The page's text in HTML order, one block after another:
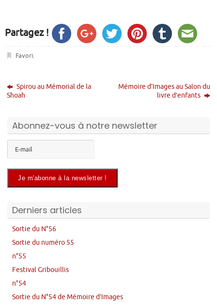
Partagez !
Favori.
Spirou au Mémorial de la
Shoah
Mémoire d’Images au Salon du
livre d’enfants
Abonnez-vous à notre newsletter
Derniers articles
Sortie du N°56
Sortie du numéro 55
n°55
Festival Gribouillis
n°54
Sortie du N°54 de Mémoire d’Images